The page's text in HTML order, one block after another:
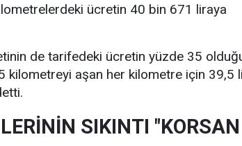
ücretin 40 bin 671 liraya
de tarifedeki ücretin yüzde 35
kilometreyi aşan her kilometre için 39,5
SIKINTI "KORSAN